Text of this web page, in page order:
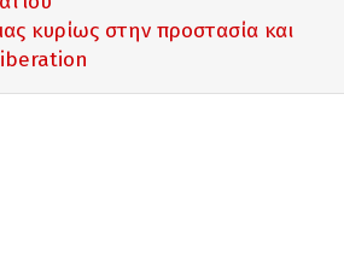
κυρίως στην προστασία και